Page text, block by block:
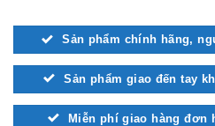
Sản phẩm chính hãng,
Sản phẩm giao đến tay
Miễn phí giao hàng đơn